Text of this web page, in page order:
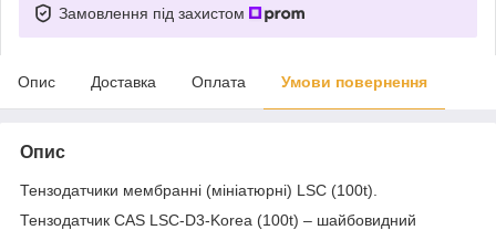
Замовлення під захистом
Опис Доставка Оплата Умови повернення
Опис
Тензодатчики мембранні (мініатюрні) LSC (100t).
Тензодатчик CAS LSС-D3-Korea (100t) – шайбовидний